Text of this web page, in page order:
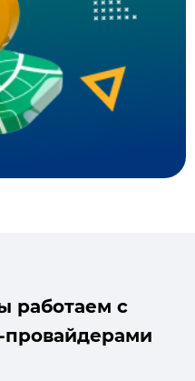
работаем с